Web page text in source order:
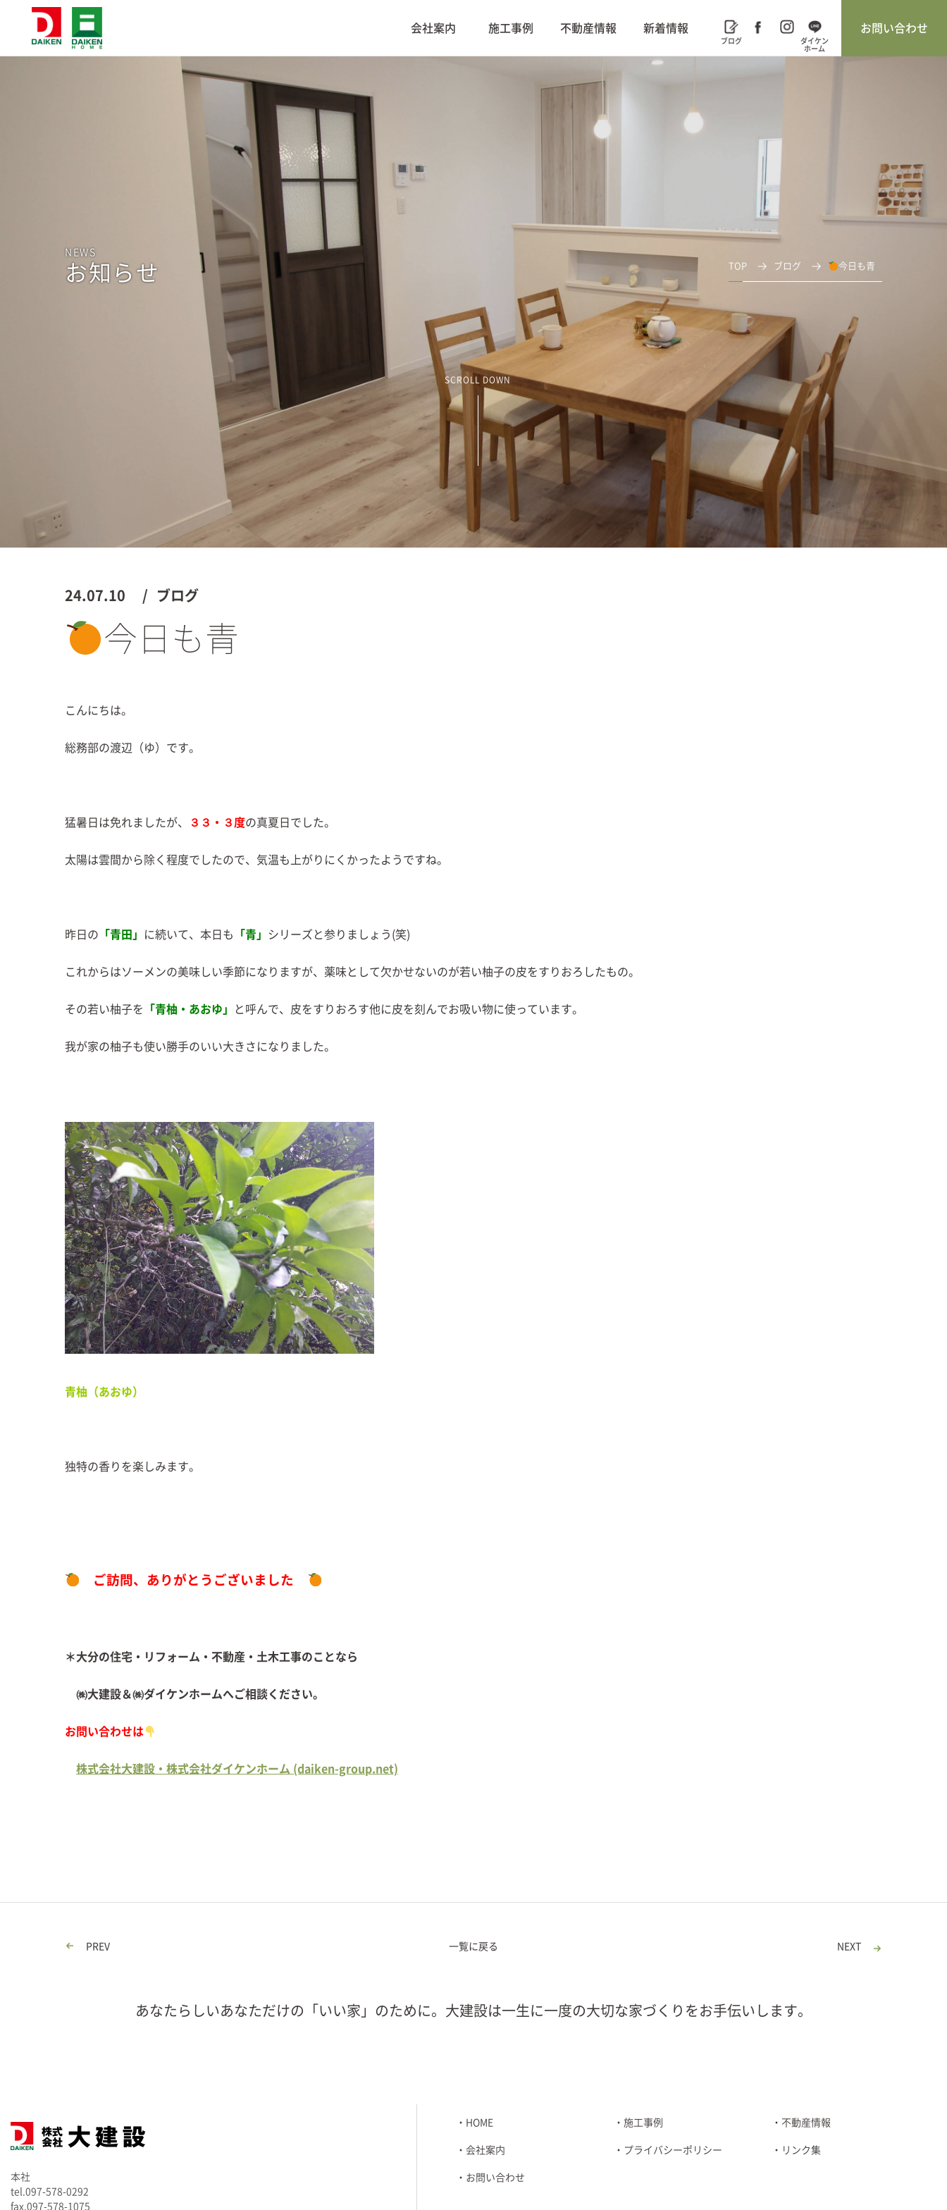
会社案内 施工事例 不動産情報 新着情報 お問い合わせ
NEWS
お知らせ TOP ブログ 今日も青
SCROLL DOWN
24.07.10 ブログ
今日も青
こんにちは。
総務部の渡辺（ゆ）です。
猛暑日は免れましたが、 ３３・３度の真夏日でした。
太陽は雲間から除く程度でしたので、気温も上がりにくかったようですね。
昨日の 「青田」 に続いて、本日も 「青」 シリーズと参りましょう(笑)
これからはソーメンの美味しい季節になりますが、薬味として欠かせないのが若い柚子の皮をすりおろしたもの。
その若い柚子を 「青柚・あおゆ」 と呼んで、皮をすりおろす他に皮を刻んでお吸い物に使っています。
我が家の柚子も使い勝手のいい大きさになりました。
青柚（あおゆ）
独特の香りを楽しみます。
ご訪問、ありがとうございました
＊大分の住宅・リフォーム・不動産・土木工事のことなら
㈱大建設＆㈱ダイケンホームへご相談ください。
お問い合わせは
株式会社大建設・株式会社ダイケンホーム (daiken-group.net)
PREV 一覧に戻る NEXT
あなたらしいあなただけの「いい家」のために。大建設は一生に一度の大切な家づくりをお手伝いします。
本社
tel.097-578-0292
fax.097-578-1075
HOME 施工事例 不動産情報
会社案内 プライバシーポリシー リンク集
お問い合わせ